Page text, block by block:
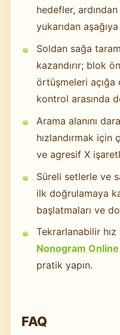
hedefler,
yukarıdan
Soldan sağa
kazandırır; blok
örtüşmeleri açığa
kontrol arasında
Arama alanını
hızlandırmak
ve agresif X
Süreli setlerle ve
ilk doğrulamaya
başlatmaları ve
Tekrarlanabilir
Nonogram Online
pratik yapın.
FAQ